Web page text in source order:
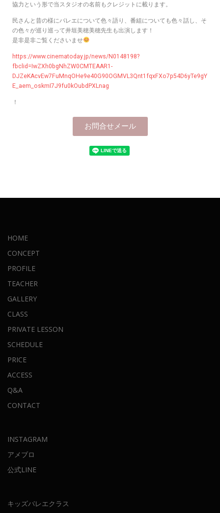
協力という形で当スタジオの名前もクレジットに載ります。
民さんと昔の様にバレエについて色々語り、番組についても色々話し、そ
の色々が巡り巡って井垣美穂美穂先生も出演します！
是非是非ご覧くださいませ
https://www.cinematoday.jp/news/N0148198?
fbclid=IwZXh0bgNhZW0CMTEAAR1-
DJZeKAcvEw7FuMnqOHe9e40G90OGMVL3Qnt1fqxFXo7p54D6yTe9gY
E_aem_oskmI7J9fu0kOubdPXLnag
！
お問合せメール
HOME
CONCEPT
PROFILE
TEACHER
GALLERY
CLASS
PRIVATE LESSON
SCHEDULE
PRICE
ACCESS
Q&A
CONTACT
INSTAGRAM
アメブロ
公式LINE
キッズバレエクラス